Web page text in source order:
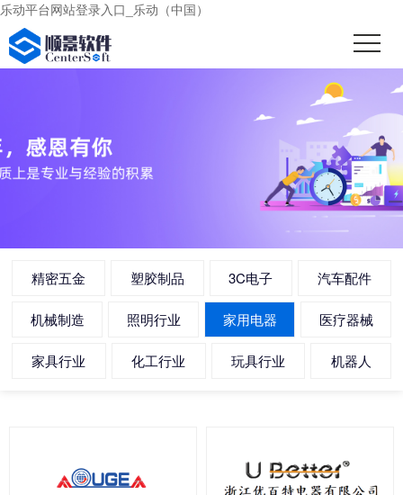
乐动平台网站登录入口_乐动（中国）
精密五金 塑胶制品 3C电子 汽车配件
机械制造 照明行业 家用电器 医疗器械
家具行业 化工行业 玩具行业 机器人